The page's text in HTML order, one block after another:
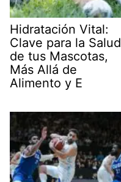
Hidratación Vital:
Clave para la Salud
de tus Mascotas,
Más Allá de
Alimento y E